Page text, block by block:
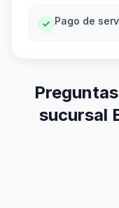
Pago de
sucursal